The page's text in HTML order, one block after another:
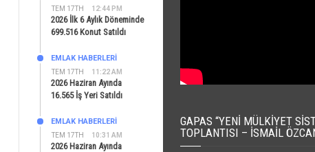
TEM 17TH 12:44 PM
2026 İlk 6 Aylık Döneminde
699.516 Konut Satıldı
TEM 17TH 11:22 AM
EMLAK HABERLERI
2026 Haziran Ayında
16.565 İş Yeri Satıldı
TEM 17TH 10:31 AM
EMLAK HABERLERI
2026 Haziran Ayında
GAPAS “YENI MÜLKIYET
TOPLANTISI – İSMAIL